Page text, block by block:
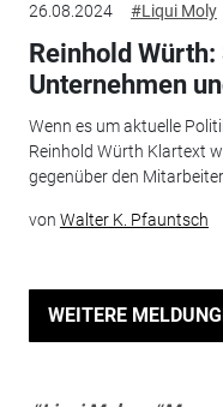
26.08.2024 #Liqui Moly
Reinhold
Unternehmen
Wenn es um aktuelle
Reinhold Würth Klartext
gegenüber den
von Walter K. Pfauntsch
WEITERE